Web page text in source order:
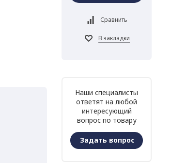
Наши специалисты
ответят на любой
интересующий
вопрос по товару
Задать вопрос